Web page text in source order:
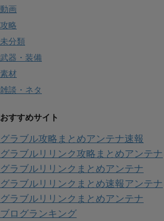
動画
攻略
未分類
武器・装備
素材
雑談・ネタ
おすすめサイト
グラブル攻略まとめアンテナ速報
グラブルリリンク攻略まとめアンテナ
グラブルリリンクまとめアンテナ
グラブルリリンクまとめ速報アンテナ
グラブルリリンクまとめアンテナ
ブログランキング